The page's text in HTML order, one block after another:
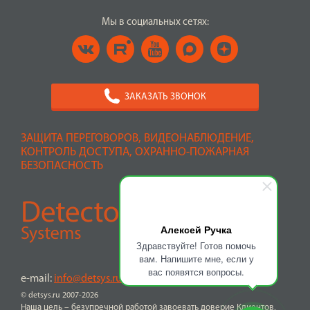
Алексей Ручка
Здравствуйте! Готов помочь
вам. Напишите мне, если у
вас появятся вопросы.
ЗАЩИТА ПЕРЕГОВОРОВ, ВИДЕОНАБЛЮДЕНИЕ,
КОНТРОЛЬ ДОСТУПА, ОХРАННО-ПОЖАРНАЯ
БЕЗОПАСНОСТЬ
© detsys.ru 2007-2026
e-mail: info@detsys.ru
Наша цель – безупречной работой завоевать доверие Клиентов,
Мы в социальных сетях:
ЗАКАЗАТЬ ЗВОНОК